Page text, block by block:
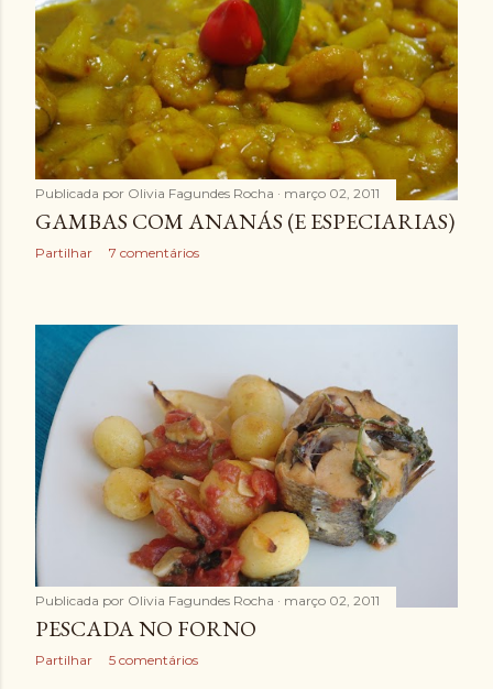
Publicada por Olivia Fagundes Rocha março 02, 2011
GAMBAS COM ANANÁS (E ESPECIARIAS)
Partilhar 7 comentários
Publicada por Olivia Fagundes Rocha março 02, 2011
PESCADA NO FORNO
Partilhar 5 comentários